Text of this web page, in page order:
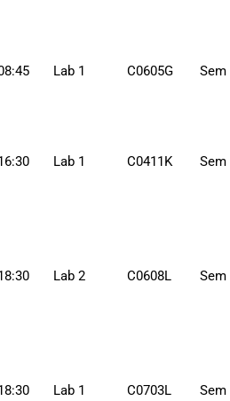
Lab 1 C0605G Sem
Lab 1 C0411K Sem
Lab 2 C0608L Sem
Lab 1 C0703L Sem